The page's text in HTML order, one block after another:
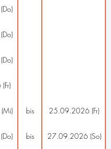
bis 25.09.2026 (Fr)
bis 27.09.2026 (So)